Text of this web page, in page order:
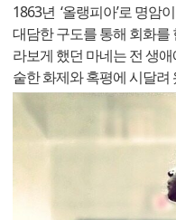
1863년 ‘올랭피아’로 명암
대담한 구도를 통해 회화를
라보게 했던 마네는 전 생
숱한 화제와 혹평에 시달려